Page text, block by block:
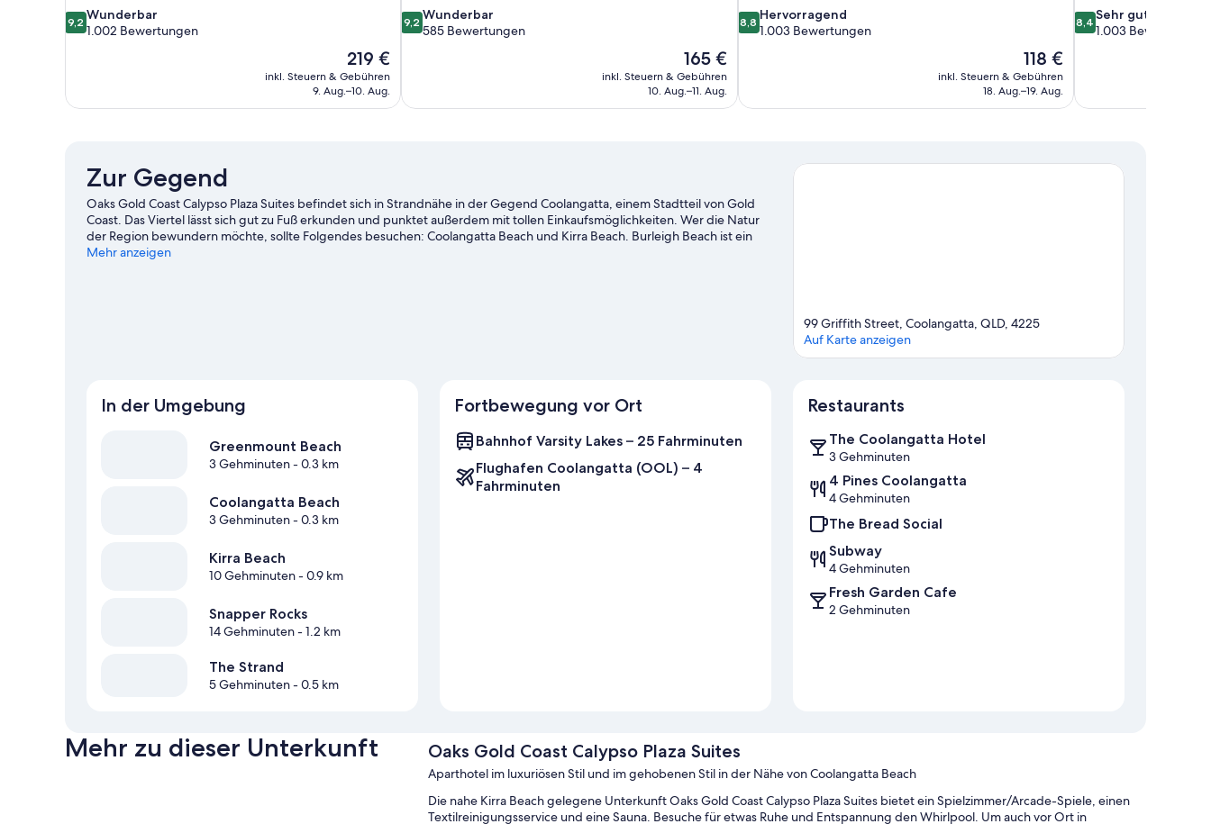
9.2
von
Bewertungen
9,2 Wunderbar
1.002 Bewertungen
Der
Preis
beträgt
219 €
inkl. Steuern & Gebühren
9. Aug.–10. Aug.
9.2
von
Bewertungen
9,2 Wunderbar
585 Bewertungen
Der
Preis
beträgt
165 €
inkl. Steuern & Gebühren
10. Aug.–11. Aug.
8.8
von
Bewertungen
8,8 Hervorragend
1.003 Bewertungen
Der
Preis
beträgt
118 €
inkl. Steuern & Gebühren
18. Aug.–19. Aug.
8.4
von
1.003
Bewertungen
8,4Sehr gut
1.003 Bewertungen
Zur Gegend
Oaks Gold Coast Calypso Plaza Suites befindet sich in Strandnähe in der Gegend Coolangatta, einem Stadtteil von Gold
Coast. Das Viertel lässt sich gut zu Fuß erkunden und punktet außerdem mit tollen Einkaufsmöglichkeiten. Wer die Natur
der Region bewundern möchte, sollte Folgendes besuchen: Coolangatta Beach und Kirra Beach. Burleigh Beach ist ein
weiterer Ort, der einen Besuch lohnt.
Mehr anzeigen
99 Griffith Street, Coolangatta, QLD, 4225
Auf Karte anzeigen
In der Umgebung
Greenmount Beach
3 Gehminuten- 0.3 km
Coolangatta Beach
3 Gehminuten- 0.3 km
Kirra Beach
10 Gehminuten- 0.9 km
Snapper Rocks
14 Gehminuten- 1.2 km
The Strand
5 Gehminuten- 0.5 km
Fortbewegung vor Ort
Bahnhof Varsity Lakes – 25 Fahrminuten
Flughafen Coolangatta (OOL) – 4
Fahrminuten
Restaurants
The Coolangatta Hotel
3 Gehminuten
4 Pines Coolangatta
4 Gehminuten
The Bread Social
Subway
4 Gehminuten
Fresh Garden Cafe
2 Gehminuten
Mehr zu dieser Unterkunft Oaks Gold Coast Calypso Plaza Suites
Aparthotel im luxuriösen Stil und im gehobenen Stil in der Nähe von Coolangatta Beach
Die nahe Kirra Beach gelegene Unterkunft Oaks Gold Coast Calypso Plaza Suites bietet ein Spielzimmer/Arcade-Spiele, einen
Textilreinigungsservice und eine Sauna. Besuche für etwas Ruhe und Entspannung den Whirlpool. Um auch vor Ort in